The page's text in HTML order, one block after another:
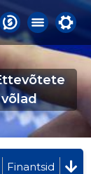
Finantsid